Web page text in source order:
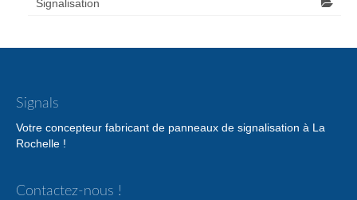
Signalisation
Signals
Votre concepteur fabricant de panneaux de signalisation à La
Rochelle !
Contactez-nous !